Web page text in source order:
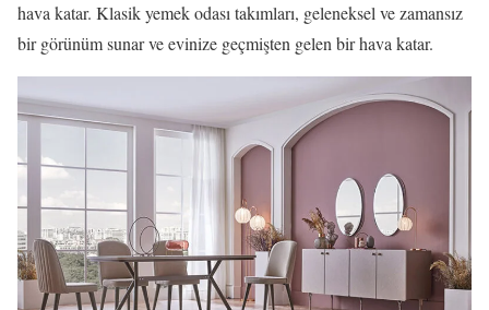
hava katar. Klasik yemek odası takımları, geleneksel ve zamansız
bir görünüm sunar ve evinize geçmişten gelen bir hava katar.